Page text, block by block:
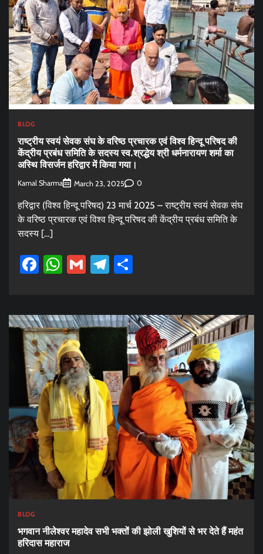
BLOG
राष्ट्रीय स्वयं सेवक संघ के वरिष्ठ प्रचारक एवं विश्व हिन्दू परिषद की
केंद्रीय प्रबंध समिति के सदस्य स्व.श्रद्धेय श्री धर्मनारायण शर्मा का
अस्थि विसर्जन हरिद्वार में किया गया।
Kamal Sharma March 23, 2025 0
हरिद्वार (विश्व हिन्दू परिषद) 23 मार्च 2025 – राष्ट्रीय स्वयं सेवक संघ
के वरिष्ठ प्रचारक एवं विश्व हिन्दू परिषद की केंद्रीय प्रबंध समिति के
सदस्य […]
Facebook
WhatsApp
GmailTelegram
BLOG
भगवान नीलेश्वर महादेव सभी भक्तों की झोली खुशियों से भर देते हैं महंत
हरिदास महाराज